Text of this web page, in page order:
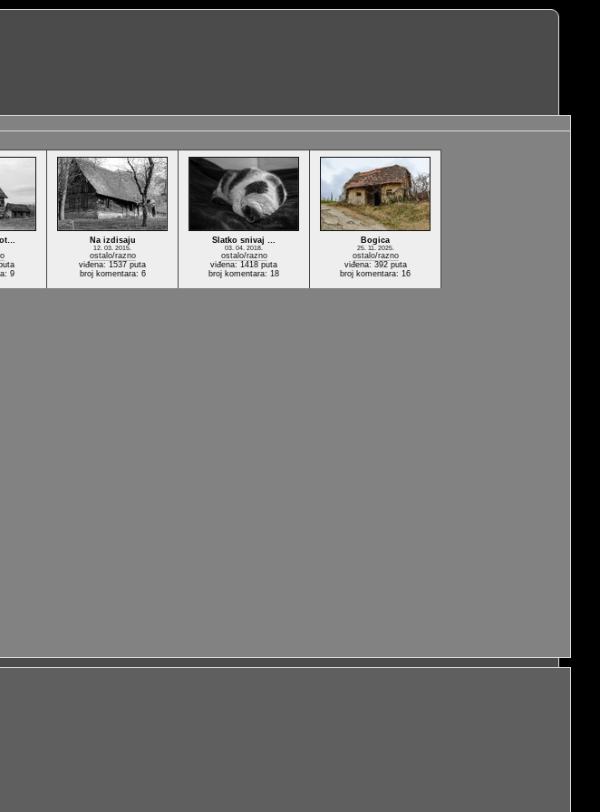
9
Na izdisaju
12. 03. 2015.
ostalo/razno
viđena: 1537 puta
broj komentara: 6
Slatko snivaj …
03. 04. 2018.
ostalo/razno
viđena: 1418 puta
broj komentara: 18
Bogica
25. 11. 2025.
ostalo/razno
viđena: 392 puta
broj komentara: 16